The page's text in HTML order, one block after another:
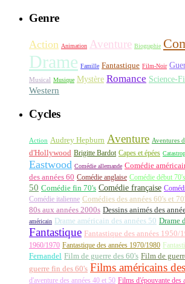
Genre
Action Animation Aventure Biographie
Drame Famille Fantastique Film-Noir
Musical Musique Mystère Romance Science-
Western
Cycles
Action Audrey Hepburn Aventure Aventures
d'Hollywood Brigitte Bardot Capes et épées
Eastwood Comédie allemande Comédie
des années 60 Comédie anglaise Comédie début 70's
50 Comédie fin 70's Comédie française
Comédie italienne Comédies des années 60's et
80s aux années 2000s Dessins animés des
américain Drame américain des années 50 Drame
Fantastique Fantastique des années 1950/
1960/1970 Fantastique des années 1970/1980
Fernandel Film de guerre des 60's Film de
guerre fin des 60's Films américains
d'aventure des années 40 et 50 Films d'épouvante des